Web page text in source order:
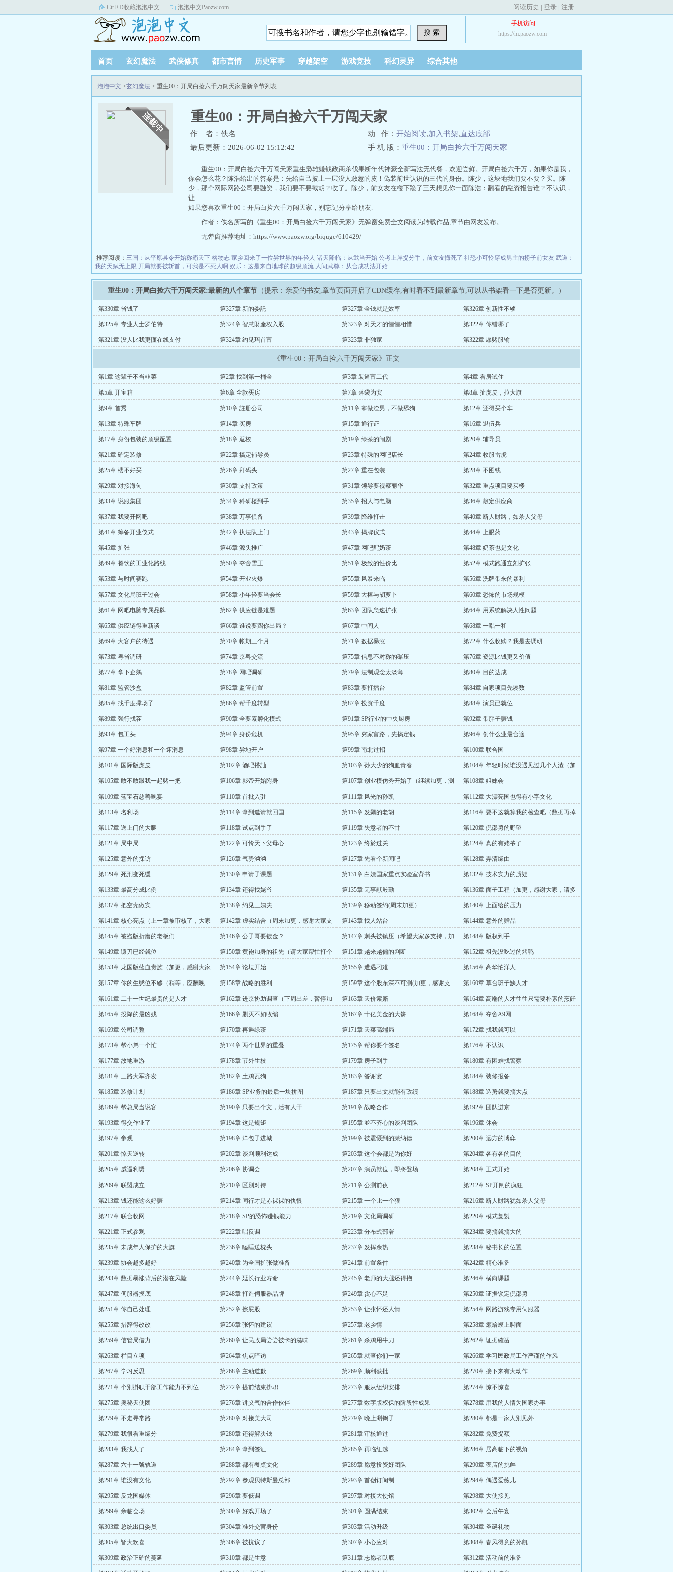
Ctrl+D收藏泡泡中文 泡泡中文Paozw.com 阅读历史 | 登录 | 注册
搜 索
手机访问
https://m.paozw.com
首页 玄幻魔法 武侠修真 都市言情 历史军事 穿越架空 游戏竞技 科幻灵异 综合其他
泡泡中文 >玄幻魔法 > 重生00：开局白捡六千万闯天家最新章节列表
重生00：开局白捡六千万闯天家
作 者：佚名 动 作： 开始阅读,加入书架,直达底部
最后更新：2026-06-02 15:12:42
手 机 版： 重生00：开局白捡六千万闯天家
重生00：开局白捡六千万闯天家重生梟雄赚钱政商杀伐果断年代神豪全新写法无代餐，欢迎尝鲜。开局白捡六千万，如果你是我，
你会怎么花？陈浩给出的答案是：先给自己披上一层没人敢惹的皮！偽装前世认识的三代的身份。陈少，这块地我们要不要？买。陈
少，那个网际网路公司要融资，我们要不要截胡？收了。陈少，前女友在楼下跪了三天想见你一面陈浩：翻看的融资报告谁？不认识，
让
如果您喜欢重生00：开局白捡六千万闯天家，别忘记分享给朋友.
作者：佚名所写的《重生00：开局白捡六千万闯天家》无弹窗免费全文阅读为转载作品,章节由网友发布。
无弹窗推荐地址：https://www.paozw.org/biquge/610429/
推荐阅读： 三国：从平原县令开始称霸天下 格物志 家乡回来了一位异世界的年轻人 诸天降临：从武当开始 公考上岸提分手，前女友悔死了 社恐小可怜穿成男主的捞子前女友 武道：
我的天赋无上限 开局就要被斩首，可我是不死人啊 娱乐：这是来自地球的超级顶流 人间武尊：从合成功法开始
重生00：开局白捡六千万闯天家:最新的八个章节 （提示：亲爱的书友,章节页面开启了CDN缓存,有时看不到最新章节,可以从书架看一下是否更新。）
第330章 省钱了 第327章 新的委託 第327章 金钱就是效率 第326章 创新性不够
第325章 专业人士罗伯特 第324章 智慧財產权入股 第323章 对天才的惺惺相惜 第322章 你错哪了
第321章 没人比我更懂在线支付 第324章 约见玛首富 第323章 非独家 第322章 愿赌服输
《重生00：开局白捡六千万闯天家》正文
第1章 这辈子不当韭菜 第2章 找到第一桶金 第3章 装逼富二代 第4章 看房试住
第5章 开宝箱 第6章 全款买房 第7章 落袋为安 第8章 扯虎皮，拉大旗
第9章 首秀 第10章 註册公司 第11章 寧做渣男，不做舔狗 第12章 还得买个车
第13章 特殊车牌 第14章 买房 第15章 通行证 第16章 退伍兵
第17章 身份包装的顶级配置 第18章 返校 第19章 绿茶的闹剧 第20章 辅导员
第21章 確定装修 第22章 搞定辅导员 第23章 特殊的网吧店长 第24章 收服雷虎
第25章 楼不好买 第26章 拜码头 第27章 重在包装 第28章 不图钱
第29章 对接海甸 第30章 支持政策 第31章 领导要视察丽华 第32章 重点项目要买楼
第33章 说服集团 第34章 科研楼到手 第35章 招人与电脑 第36章 敲定供应商
第37章 我要开网吧 第38章 万事俱备 第39章 降维打击 第40章 断人財路，如杀人父母
第41章 筹备开业仪式 第42章 执法队上门 第43章 揭牌仪式 第44章 上眼药
第45章 扩张 第46章 源头推广 第47章 网吧配奶茶 第48章 奶茶也是文化
第49章 餐饮的工业化路线 第50章 夺舍雪王 第51章 极致的性价比 第52章 模式跑通立刻扩张
第53章 与时间赛跑 第54章 开业火爆 第55章 风暴来临 第56章 洗牌带来的暴利
第57章 文化局班子过会 第58章 小年轻要当会长 第59章 大棒与胡萝卜 第60章 恐怖的市场规模
第61章 网吧电脑专属品牌 第62章 供应链是难题 第63章 团队急速扩张 第64章 用系统解决人性问题
第65章 供应链得重新谈 第66章 谁说要踢你出局？ 第67章 中间人 第68章 一唱一和
第69章 大客户的待遇 第70章 帐期三个月 第71章 数据暴涨 第72章 什么收购？我是去调研
第73章 粤省调研 第74章 京粤交流 第75章 信息不对称的碾压 第76章 资源比钱更又价值
第77章 拿下企鹅 第78章 网吧调研 第79章 法制观念太淡薄 第80章 目的达成
第81章 监管沙盒 第82章 监管前置 第83章 要打擂台 第84章 自家项目先凑数
第85章 找千度撑场子 第86章 帮千度转型 第87章 投资千度 第88章 演员已就位
第89章 强行找茬 第90章 全要素孵化模式 第91章 SP行业的中央厨房 第92章 带胖子赚钱
第93章 包工头 第94章 身份危机 第95章 穷家富路，先搞定钱 第96章 创什么业最合適
第97章 一个好消息和一个坏消息 第98章 异地开户 第99章 南北过招 第100章 联合国
第101章 国际版虎皮 第102章 酒吧搭訕 第103章 孙大少的狗血青春
第104章 年轻时候谁没遇见过几个人渣（加
更，看看数据）
第105章 敢不敢跟我一起赌一把 第106章 影帝开始附身
第107章 创业模仿秀开始了（继续加更，测
试数据）
第108章 姐妹会
第109章 蓝宝石慈善晚宴 第110章 首批入驻 第111章 风光的孙凯 第112章 大漂亮国也得有小字文化
第113章 名利场 第114章 拿到邀请就回国 第115章 发飆的老胡
第116章 要不这就算我的检查吧（数据再掉
就恢復两更。）
第117章 送上门的大腿 第118章 试点到手了 第119章 失意者的不甘 第120章 倪邵勇的野望
第121章 局中局 第122章 可怜天下父母心 第123章 终於过关 第124章 真的有姥爷了
第125章 意外的採访 第126章 气势汹汹 第127章 先看个新闻吧 第128章 弄清缘由
第129章 死刑变死缓 第130章 申请子课题 第131章 白嫖国家重点实验室背书 第132章 技术实力的质疑
第133章 最高分成比例 第134章 还得找姥爷 第135章 无事献殷勤
第136章 面子工程（加更，感谢大家，请多
支持。）
第137章 把空壳做实 第138章 约见三姨夫 第139章 移动签约(周末加更） 第140章 上面给的压力
第141章 核心亮点（上一章被审核了，大家
晚点看）
第142章 虚实结合（周末加更，感谢大家支
持）
第143章 找人站台 第144章 意外的赠品
第145章 被盗版折磨的老板们 第146章 公子哥要镀金？
第147章 刺头被镇压（希望大家多支持，加
更一章，最近数据总掉）
第148章 版权到手
第149章 镰刀已经就位
第150章 黄袍加身的祖先（请大家帮忙打个
五星，现在分太低了）
第151章 越来越偏的判断 第152章 祖先没吃过的烤鸭
第153章 龙国版蓝血贵族（加更，感谢大家
支持）
第154章 论坛开始 第155章 遭遇刁难 第156章 高华怕洋人
第157章 你的生態位不够（稍等，应酬晚
了，一会发完）
第158章 战略的胜利
第159章 这个股东深不可测(加更，感谢支
持）
第160章 草台班子缺人才
第161章 二十一世纪最贵的是人才
第162章 进京协助调查（下周出差，暂停加
更）
第163章 天价索赔
第164章 高端的人才往往只需要朴素的烹飪
方法
第165章 投降的最凶残 第166章 剿灭不如收编 第167章 十亿美金的大饼 第168章 夺舍A9网
第169章 公司调整 第170章 再遇绿茶 第171章 天菜高端局 第172章 找我就可以
第173章 帮小弟一个忙 第174章 两个世界的重叠 第175章 帮你要个签名 第176章 不认识
第177章 故地重游 第178章 节外生枝 第179章 房子到手 第180章 有困难找警察
第181章 三路大军齐发 第182章 土鸡瓦狗 第183章 答谢宴 第184章 装修报备
第185章 装修计划 第186章 SP业务的最后一块拼图 第187章 只要出文就能有政绩 第188章 造势就要搞大点
第189章 帮总局当说客 第190章 只要出个文，活有人干 第191章 战略合作 第192章 团队进京
第193章 得交作业了 第194章 这是规矩 第195章 並不齐心的谈判团队 第196章 休会
第197章 参观 第198章 洋包子进城 第199章 被震慑到的莱纳德 第200章 远方的博弈
第201章 惊天逆转 第202章 谈判顺利达成 第203章 这个会都是为你好 第204章 各有各的目的
第205章 威逼利诱 第206章 协调会 第207章 演员就位，即將登场 第208章 正式开始
第209章 联盟成立 第210章 区別对待 第211章 公测前夜 第212章 SP开闸的疯狂
第213章 钱还能这么好赚 第214章 同行才是赤裸裸的仇恨 第215章 一个比一个狠 第216章 断人財路犹如杀人父母
第217章 联合收网 第218章 SP的恐怖赚钱能力 第219章 文化局调研 第220章 模式复製
第221章 正式参观 第222章 唱反调 第223章 分布式部署 第234章 要搞就搞大的
第235章 未成年人保护的大旗 第236章 瞌睡送枕头 第237章 发挥余热 第238章 秘书长的位置
第239章 协会越多越好 第240章 为全国扩张做准备 第241章 前置条件 第242章 精心准备
第243章 数据暴涨背后的潜在风险 第244章 延长行业寿命 第245章 老师的大腿还得抱 第246章 横向课题
第247章 伺服器摸底 第248章 打造伺服器品牌 第249章 贪心不足 第250章 证据锁定倪邵勇
第251章 你自己处理 第252章 擦屁股 第253章 让张怀还人情 第254章 网路游戏专用伺服器
第255章 措辞得改改 第256章 张怀的建议 第257章 老乡情 第258章 癩蛤蟆上脚面
第259章 信管局借力 第260章 让民政局尝尝被卡的滋味 第261章 杀鸡用牛刀 第262章 证据確凿
第263章 栏目立项 第264章 焦点暗访 第265章 就查你们一家 第266章 学习民政局工作严谨的作风
第267章 学习反思 第268章 主动道歉 第269章 顺利获批 第270章 接下来有大动作
第271章 个別掛职干部工作能力不到位 第272章 提前结束掛职 第273章 服从组织安排 第274章 惊不惊喜
第275章 奥秘天使团 第276章 讲义气的合作伙伴 第277章 数字版权保的阶段性成果 第278章 用我的人情为国家办事
第279章 不走寻常路 第280章 对接美大司 第279章 晚上涮锅子 第280章 都是一家人別见外
第279章 我很看重缘分 第280章 还得解决钱 第281章 审核通过 第282章 免费提额
第283章 我找人了 第284章 拿到签证 第285章 再临纽越 第286章 居高临下的视角
第287章 六十一號轨道 第288章 都有餐桌文化 第289章 愿意投资好团队 第290章 夜店的挑衅
第291章 谁没有文化 第292章 参观贝特斯曼总部 第293章 首创订阅制 第294章 偶遇爱薇儿
第295章 反龙国媒体 第296章 要低调 第297章 对接大使馆 第298章 大使接见
第299章 亲临会场 第300章 好戏开场了 第301章 圆满结束 第302章 会后午宴
第303章 总统出口委员 第304章 准外交官身份 第303章 活动升级 第304章 圣诞礼物
第305章 皆大欢喜 第306章 被抗议了 第307章 小心应对 第308章 春风得意的孙凯
第309章 政治正確的蔓延 第310章 都是生意 第311章 志愿者臥底 第312章 活动前的准备